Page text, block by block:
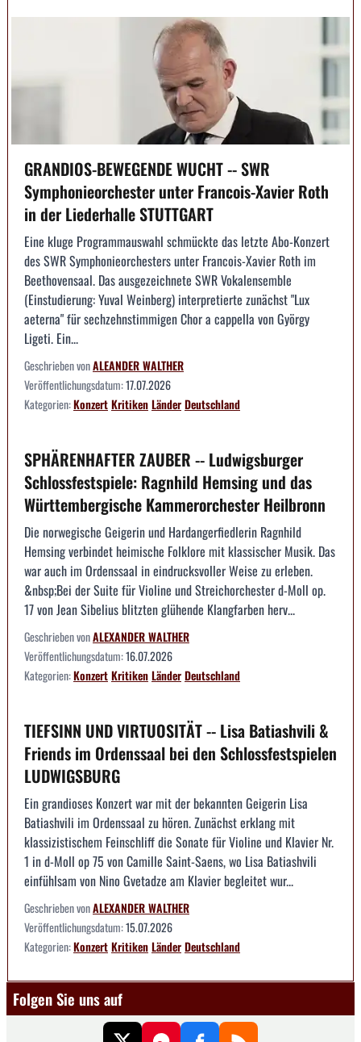
GRANDIOS-BEWEGENDE WUCHT -- SWR
Symphonieorchester unter Francois-Xavier Roth
in der Liederhalle STUTTGART
Eine kluge Programmauswahl schmückte das letzte Abo-Konzert
des SWR Symphonieorchesters unter Francois-Xavier Roth im
Beethovensaal. Das ausgezeichnete SWR Vokalensemble
(Einstudierung: Yuval Weinberg) interpretierte zunächst "Lux
aeterna" für sechzehnstimmigen Chor a cappella von György
Ligeti. Ein...
Geschrieben vonALEANDER WALTHER
Veröffentlichungsdatum:17.07.2026
Kategorien:KonzertKritikenLänderDeutschland
SPHÄRENHAFTER ZAUBER -- Ludwigsburger
Schlossfestspiele: Ragnhild Hemsing und das
Württembergische Kammerorchester Heilbronn
Die norwegische Geigerin und Hardangerfiedlerin Ragnhild
Hemsing verbindet heimische Folklore mit klassischer Musik. Das
war auch im Ordenssaal in eindrucksvoller Weise zu erleben.
&nbsp;Bei der Suite für Violine und Streichorchester d-Moll op.
17 von Jean Sibelius blitzten glühende Klangfarben herv...
Geschrieben vonALEXANDER WALTHER
Veröffentlichungsdatum:16.07.2026
Kategorien:KonzertKritikenLänderDeutschland
TIEFSINN UND VIRTUOSITÄT -- Lisa Batiashvili &
Friends im Ordenssaal bei den Schlossfestspielen
LUDWIGSBURG
Ein grandioses Konzert war mit der bekannten Geigerin Lisa
Batiashvili im Ordenssaal zu hören. Zunächst erklang mit
klassizistischem Feinschliff die Sonate für Violine und Klavier Nr.
1 in d-Moll op 75 von Camille Saint-Saens, wo Lisa Batiashvili
einfühlsam von Nino Gvetadze am Klavier begleitet wur...
Geschrieben vonALEXANDER WALTHER
Veröffentlichungsdatum:15.07.2026
Kategorien:KonzertKritikenLänderDeutschland
Folgen Sie uns auf